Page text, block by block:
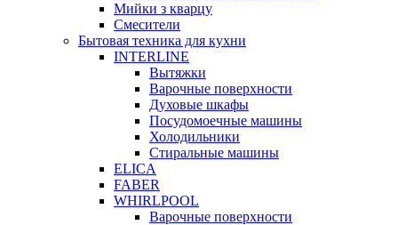
Мийки з кварцу
Смесители
Бытовая техника для кухни
INTERLINE
Вытяжки
Варочные поверхности
Духовые шкафы
Посудомоечные машины
Холодильники
Стиральные машины
ELICA
FABER
WHIRLPOOL
Варочные поверхности